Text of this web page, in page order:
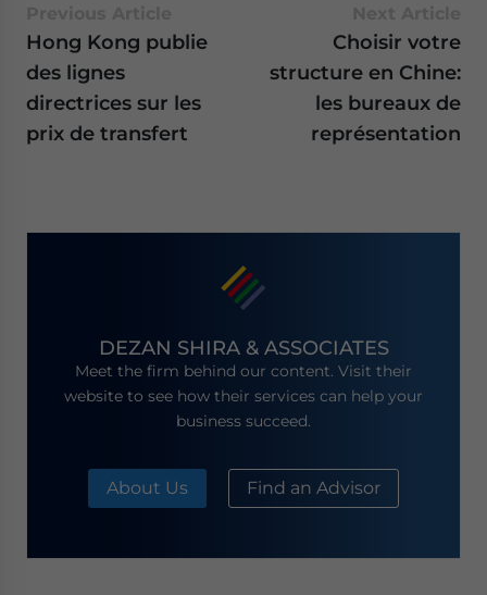
Hong Kong publie
des lignes
directrices sur les
prix de transfert
Choisir votre
structure en Chine:
les bureaux de
représentation
DEZAN SHIRA & ASSOCIATES
Meet the firm behind our content. Visit their
website to see how their services can help your
business succeed.
About Us Find an Advisor